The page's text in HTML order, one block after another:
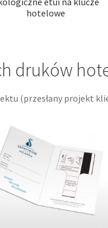
hotelowe
druków
(przesłany projekt